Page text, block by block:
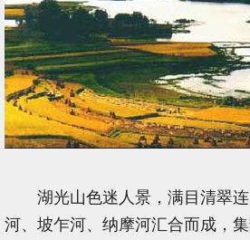
湖光山色迷人景，满目清翠连
河、坡乍河、纳摩河汇合而成，